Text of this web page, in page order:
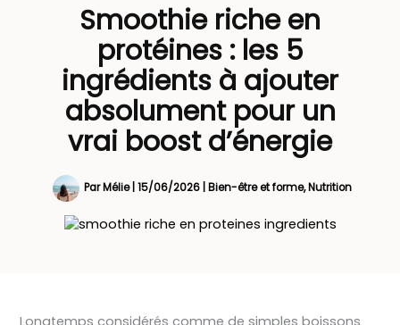
Smoothie riche en
protéines : les 5
ingrédients à ajouter
absolument pour un
vrai boost d’énergie
ParMélie 15/06/2026 Bien-être et forme,Nutrition
Longtemps considérés comme de simples boissons